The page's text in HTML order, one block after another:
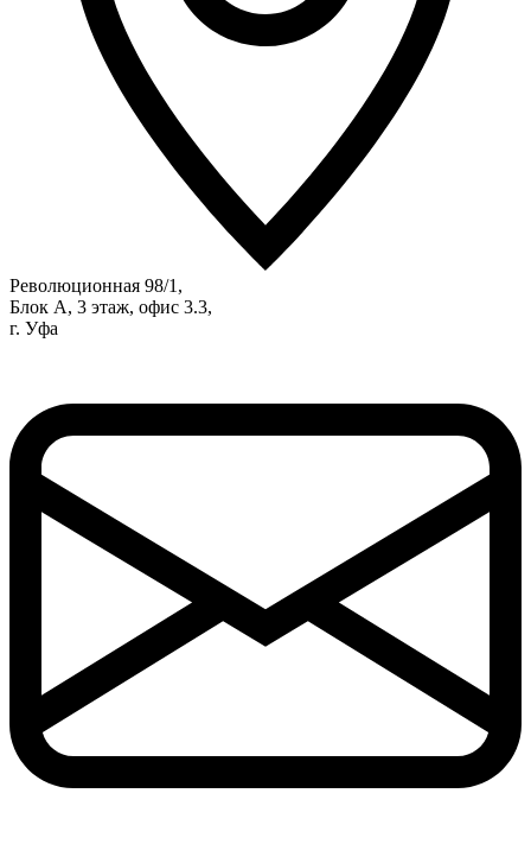
Революционная 98/1,
Блок А, 3 этаж, офис 3.3,
г. Уфа